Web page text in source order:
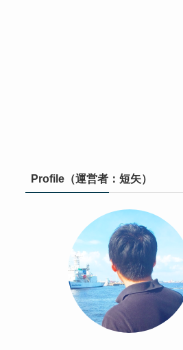
Profile（運営者：短矢）